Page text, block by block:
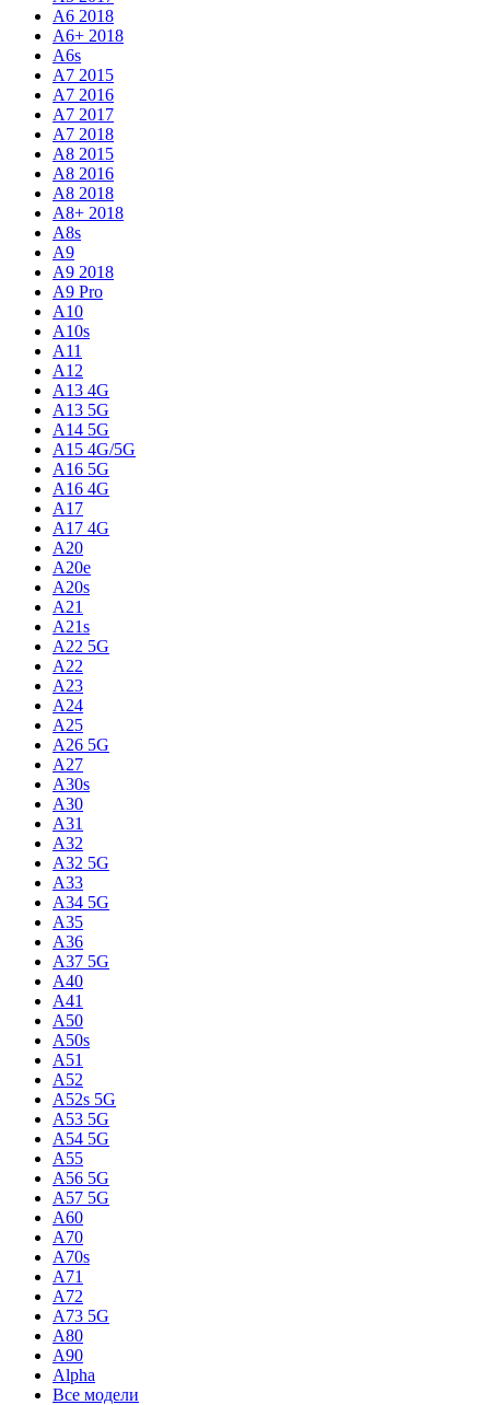
A6 2018
A6+ 2018
A6s
A7 2015
A7 2016
A7 2017
A7 2018
A8 2015
A8 2016
A8 2018
A8+ 2018
A8s
A9
A9 2018
A9 Pro
A10
A10s
A11
A12
A13 4G
A13 5G
A14 5G
A15 4G/5G
A16 5G
A16 4G
A17
A17 4G
A20
A20e
A20s
A21
A21s
A22 5G
A22
A23
A24
A25
A26 5G
A27
A30s
A30
A31
A32
A32 5G
A33
A34 5G
A35
A36
A37 5G
A40
A41
A50
A50s
A51
A52
A52s 5G
A53 5G
A54 5G
A55
A56 5G
A57 5G
A60
A70
A70s
A71
A72
A73 5G
A80
A90
Alpha
Все модели